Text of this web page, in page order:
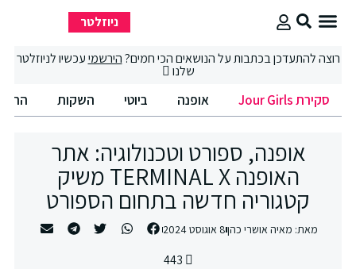
ניוזלטר
רוצה להתעדכן בכתבות על הנושאים הכי חמים?הירשמיעכשיו לניוזלטר
שלנו
סקירת Jour Girls אופנה ביוטי השקות החיים
אופנה, ספורט וטכנולוגיה: אתר
האופנה TERMINAL X משיק
קטגוריה חדשה בתחום הספורט
מאת:מאיה אושרי כהן 8 אוגוסט 2024